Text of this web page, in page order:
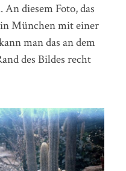
diesem Foto, das
München mit einer
man das an dem
des Bildes recht